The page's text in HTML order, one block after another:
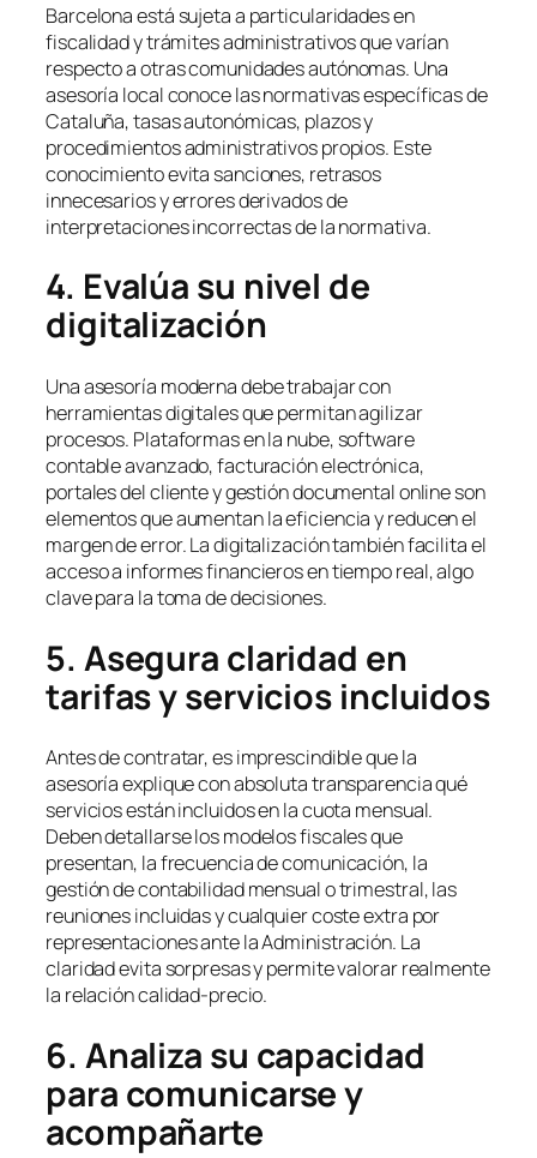
Barcelona está sujeta a particularidades en
fiscalidad y trámites administrativos que varían
respecto a otras comunidades autónomas. Una
asesoría local conoce las normativas específicas de
Cataluña, tasas autonómicas, plazos y
procedimientos administrativos propios. Este
conocimiento evita sanciones, retrasos
innecesarios y errores derivados de
interpretaciones incorrectas de la normativa.
4. Evalúa su nivel de
digitalización
Una asesoría moderna debe trabajar con
herramientas digitales que permitan agilizar
procesos. Plataformas en la nube, software
contable avanzado, facturación electrónica,
portales del cliente y gestión documental online son
elementos que aumentan la eficiencia y reducen el
margen de error. La digitalización también facilita el
acceso a informes financieros en tiempo real, algo
clave para la toma de decisiones.
5. Asegura claridad en
tarifas y servicios incluidos
Antes de contratar, es imprescindible que la
asesoría explique con absoluta transparencia qué
servicios están incluidos en la cuota mensual.
Deben detallarse los modelos fiscales que
presentan, la frecuencia de comunicación, la
gestión de contabilidad mensual o trimestral, las
reuniones incluidas y cualquier coste extra por
representaciones ante la Administración. La
claridad evita sorpresas y permite valorar realmente
la relación calidad-precio.
6. Analiza su capacidad
para comunicarse y
acompañarte